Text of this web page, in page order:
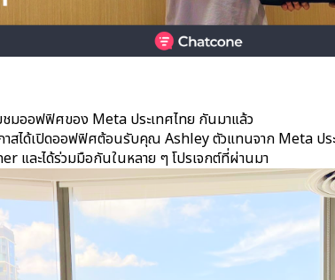
มชมออฟฟิศของ Meta ประเทศไทย กันมาแล้ว
สได้เปิดออฟฟิศต้อนรับคุณ Ashley ตัวแทนจาก Meta ประ
และได้ร่วมมือกันในหลาย ๆ โปรเจกต์ที่ผ่านมา